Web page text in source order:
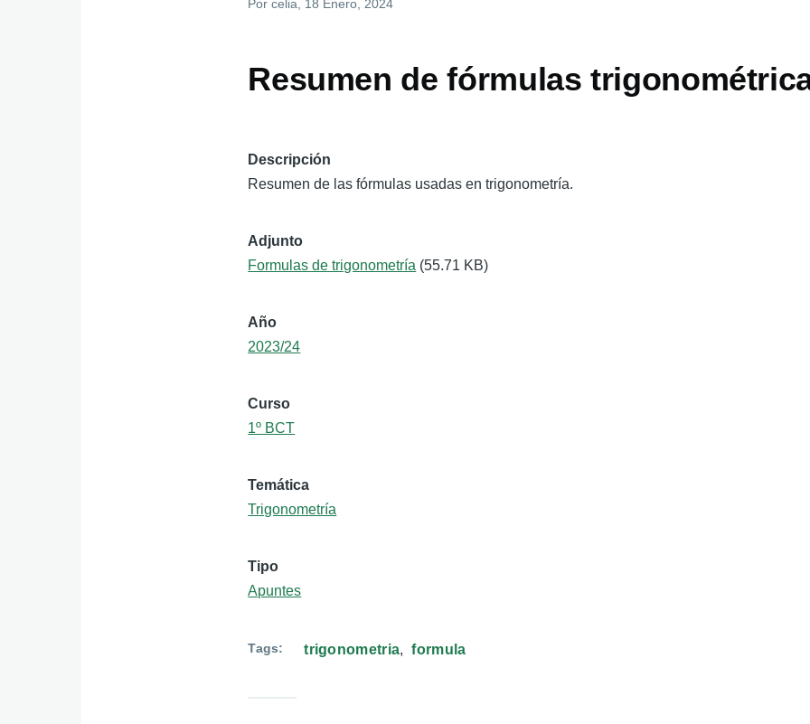
Porcelia , 18 Enero, 2024
Resumen de fórmulas
Descripción
Resumen de las fórmulas usadas en trigonometría.
Adjunto
Formulas de trigonometría (55.71 KB)
Año
2023/24
Curso
1º BCT
Temática
Trigonometría
Tipo
Apuntes
Tags trigonometria formula